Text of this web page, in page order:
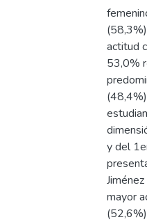
actitud
53,0%
y del
mayor